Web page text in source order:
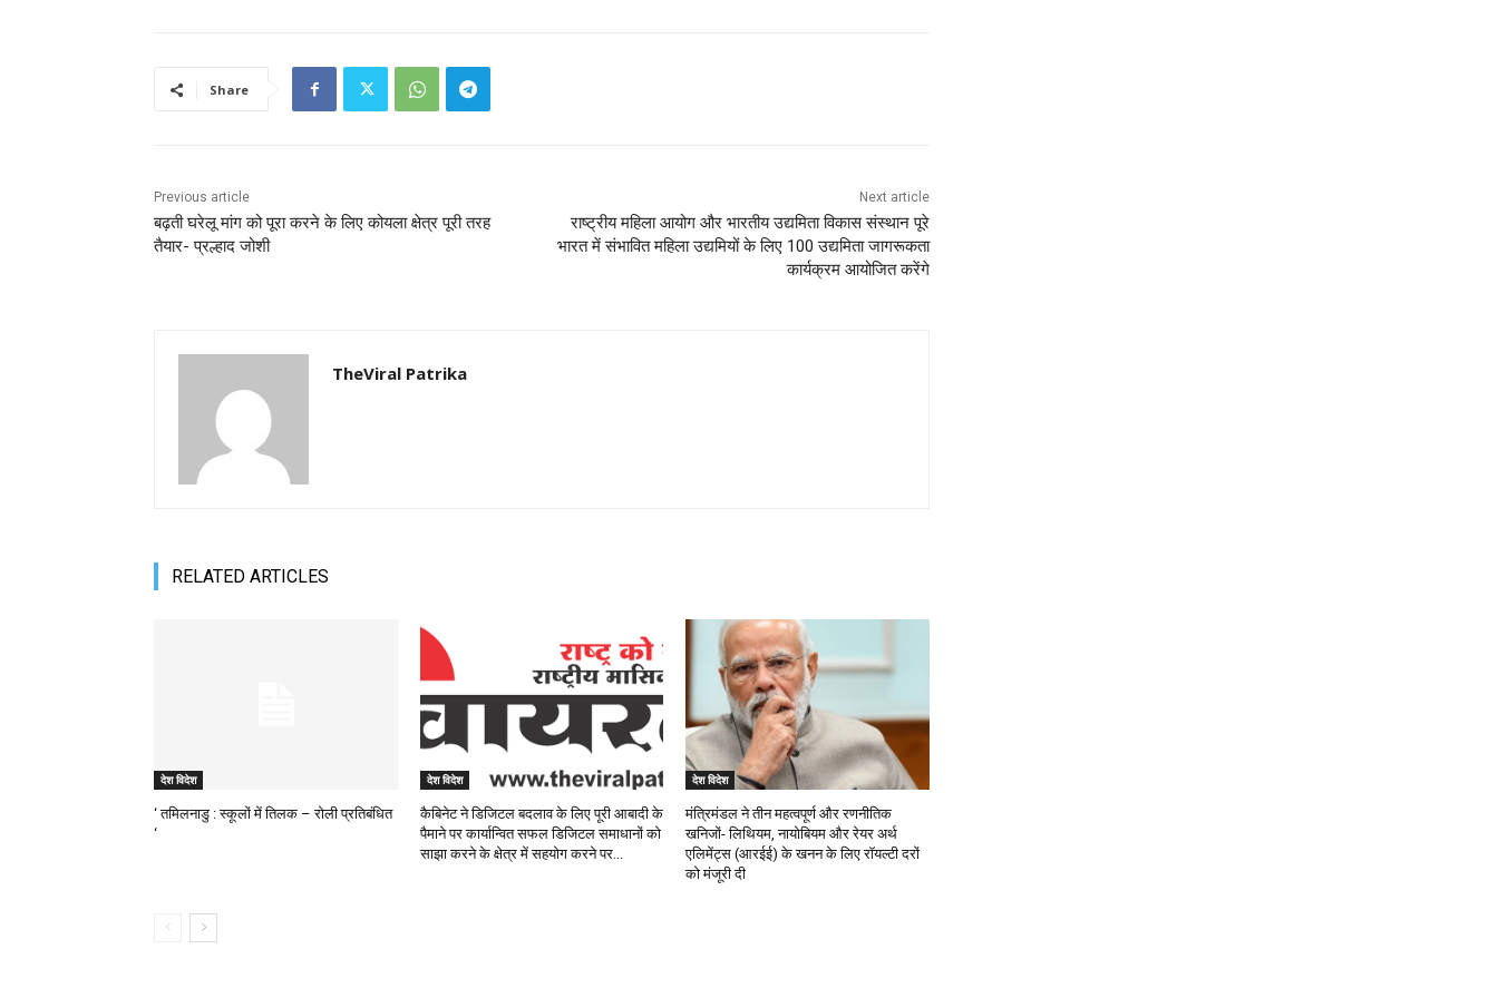
Share
Previous article
बढ़ती घरेलू मांग को पूरा करने के लिए कोयला क्षेत्र पूरी तरह
तैयार- प्रल्हाद जोशी
Next article
राष्ट्रीय महिला आयोग और भारतीय उद्यमिता विकास संस्थान पूरे
भारत में संभावित महिला उद्यमियों के लिए 100 उद्यमिता जागरूकता
कार्यक्रम आयोजित करेंगे
TheViral Patrika
RELATED ARTICLES
देश विदेश
‘ तमिलनाडु : स्कूलों में तिलक – रोली प्रतिबंधित
‘
देश विदेश
कैबिनेट ने डिजिटल बदलाव के लिए पूरी आबादी के
पैमाने पर कार्यान्वित सफल डिजिटल समाधानों को
साझा करने के क्षेत्र में सहयोग करने पर...
देश विदेश
मंत्रिमंडल ने तीन महत्वपूर्ण और रणनीतिक
खनिजों- लिथियम, नायोबियम और रेयर अर्थ
एलिमेंट्स (आरईई) के खनन के लिए रॉयल्टी दरों
को मंजूरी दी